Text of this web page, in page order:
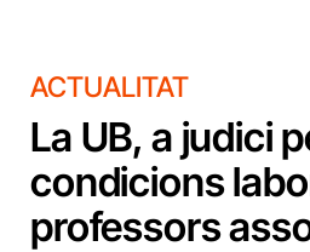
ACTUALITAT
La UB, a judici
condicions
professors